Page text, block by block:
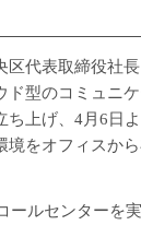
代表取締役社
ド型のコミュニ
上げ、4月6日
境をオフィスか
ルセンターを実